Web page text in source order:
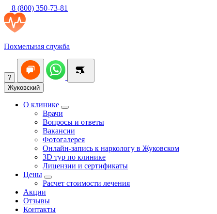
8 (800) 350-73-81
Похмельная служба
?
Жуковский
О клинике
Врачи
Вопросы и ответы
Вакансии
Фотогалерея
Онлайн-запись к наркологу в Жуковском
3D тур по клинике
Лицензии и сертификаты
Цены
Расчет стоимости лечения
Акции
Отзывы
Контакты